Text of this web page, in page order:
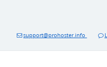
support@prohoster.info